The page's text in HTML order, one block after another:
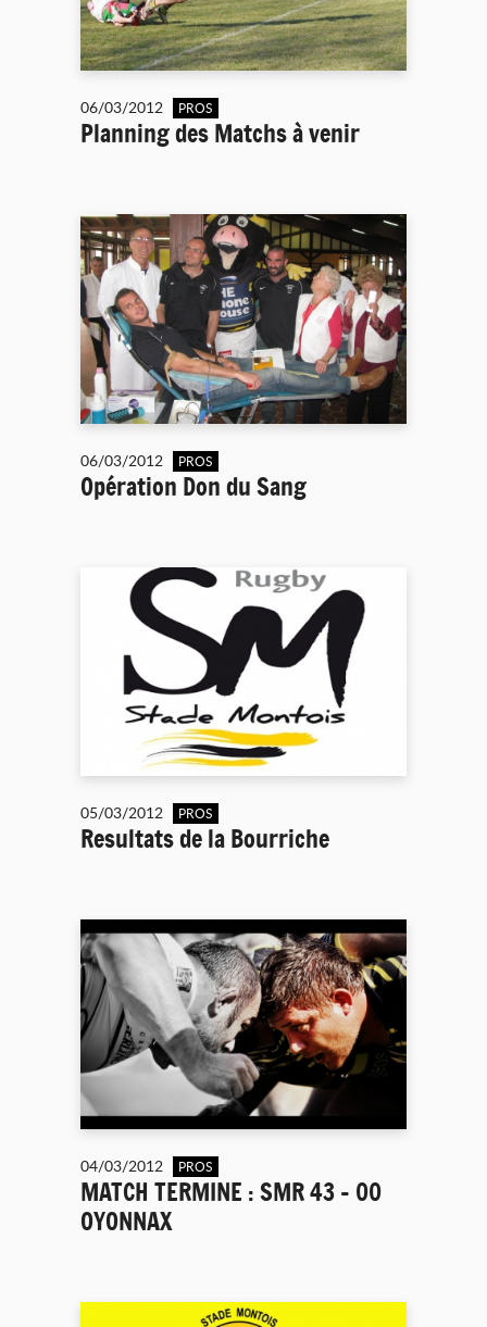
06/03/2012 PROS
Planning des Matchs à venir
06/03/2012 PROS
Opération Don du Sang
05/03/2012 PROS
Resultats de la Bourriche
04/03/2012 PROS
MATCH TERMINE : SMR 43 - 00
OYONNAX